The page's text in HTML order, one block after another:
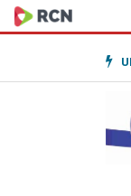
Anita Garibaldi e